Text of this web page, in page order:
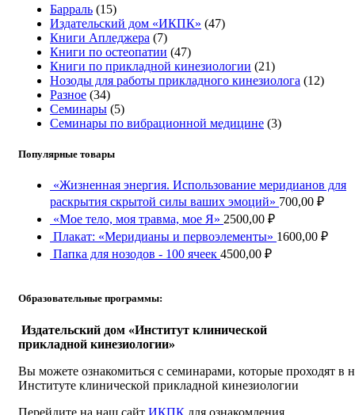
Барраль 1515
товаров
Издательский дом «ИКПК» 4747
Книги Апледжера 77
товаров
Книги по остеопатии 4747
товаров
Книги по прикладной кинезиологии 2121
товар
Нозоды для работы прикладного кинезиолога 1212
Разное 3434
товара
Семинары 55
товаров
Семинары по вибрационной медицине 33
Популярные товары
«Жизненная энергия. Использование меридианов для
раскрытия скрытой силы ваших эмоций» 700,00 ₽
«Мое тело, моя травма, мое Я» 2500,00 ₽
Плакат: «Меридианы и первоэлементы» 1600,00 ₽
Папка для нозодов - 100 ячеек 4500,00 ₽
Образовательные программы:
Издательский дом «Институт клинической
прикладной кинезиологии»
Вы можете ознакомиться с семинарами, которые проходят в
Институте клинической прикладной кинезиологии
Перейдите на наш сайт ИКПК для ознакомления